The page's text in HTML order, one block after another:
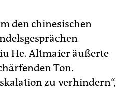
den chinesischen
He. Altmaier äußerte
Ton.
zu verhindern“,